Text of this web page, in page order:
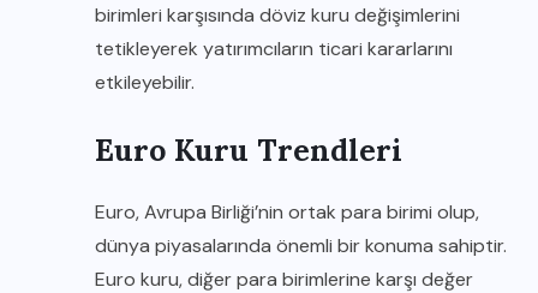
birimleri karşısında döviz kuru değişimlerini
tetikleyerek yatırımcıların ticari kararlarını
etkileyebilir.
Euro Kuru Trendleri
Euro, Avrupa Birliği’nin ortak para birimi olup,
dünya piyasalarında önemli bir konuma sahiptir.
Euro kuru, diğer para birimlerine karşı değer